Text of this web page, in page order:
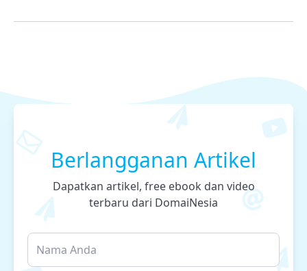
Berlangganan Artikel
Dapatkan artikel, free ebook dan video
terbaru dari DomaiNesia